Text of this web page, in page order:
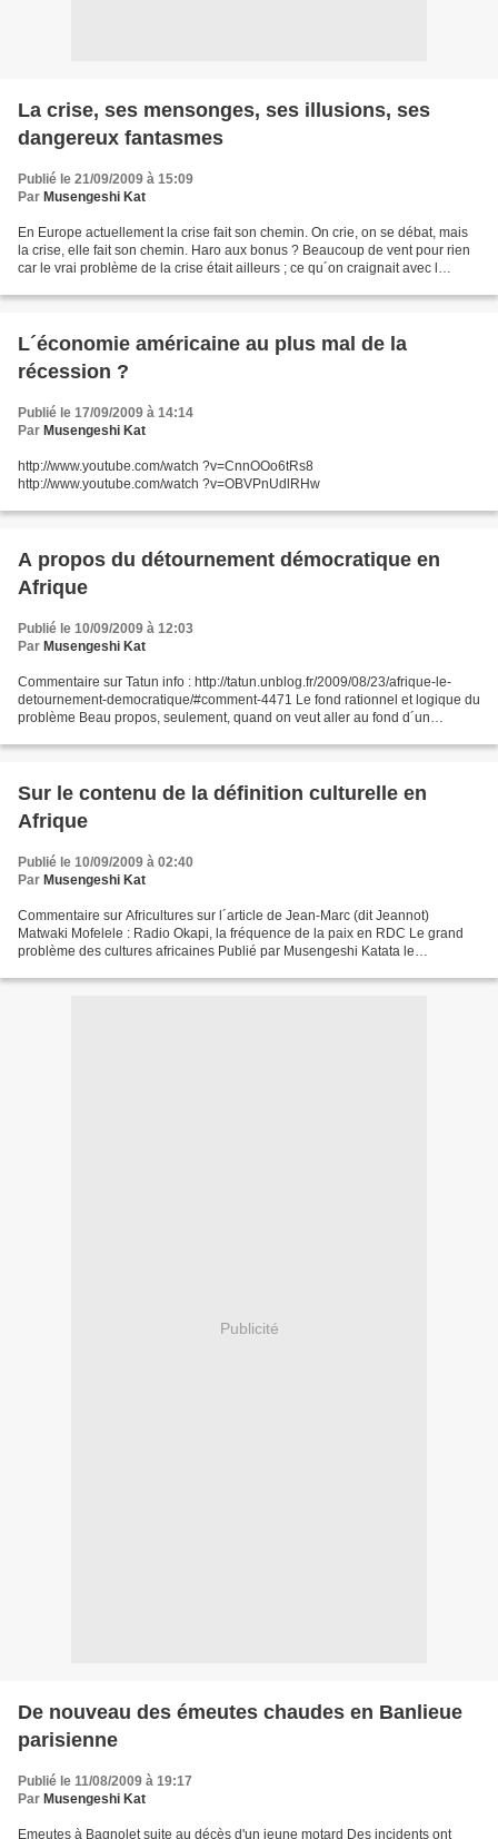
La crise, ses mensonges, ses illusions, ses
dangereux fantasmes
Publié le 21/09/2009 à 15:09
Par Musengeshi Kat
En Europe actuellement la crise fait son chemin. On crie, on se débat, mais
la crise, elle fait son chemin. Haro aux bonus ? Beaucoup de vent pour rien
car le vrai problème de la crise était ailleurs ; ce qu´on craignait avec l
L´économie américaine au plus mal de la
récession ?
Publié le 17/09/2009 à 14:14
Par Musengeshi Kat
http://www.youtube.com/watch ?v=CnnOOo6tRs8
http://www.youtube.com/watch ?v=OBVPnUdlRHw
A propos du détournement démocratique en
Afrique
Publié le 10/09/2009 à 12:03
Par Musengeshi Kat
Commentaire sur Tatun info : http://tatun.unblog.fr/2009/08/23/afrique-le-
detournement-democratique/#comment-4471 Le fond rationnel et logique du
problème Beau propos, seulement, quand on veut aller au fond d´un
Sur le contenu de la définition culturelle en
Afrique
Publié le 10/09/2009 à 02:40
Par Musengeshi Kat
Commentaire sur Africultures sur l´article de Jean-Marc (dit Jeannot)
Matwaki Mofelele : Radio Okapi, la fréquence de la paix en RDC Le grand
problème des cultures africaines Publié par Musengeshi Katata le
Publicité
De nouveau des émeutes chaudes en Banlieue
parisienne
Publié le 11/08/2009 à 19:17
Par Musengeshi Kat
Emeutes à Bagnolet suite au décès d'un jeune motard Des incidents ont